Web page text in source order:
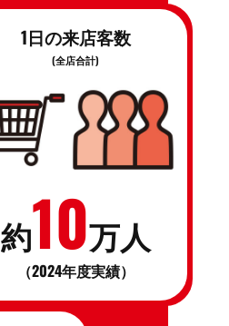
1日の来店客数
(全店合計)
約10万人
（2024年度実績）